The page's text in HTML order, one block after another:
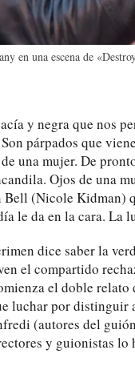
en una escena de
y negra que nos
párpados que
una mujer. De
Ojos de una
(Nicole Kidman)
le da en la cara. La
dice saber la
el compartido
el doble
luchar por distinguir
(autores del
y guionistas lo